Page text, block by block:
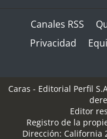
Canales RSS
Privacidad
Caras - Editorial Perfil
Editor
Registro de la
Dirección: California